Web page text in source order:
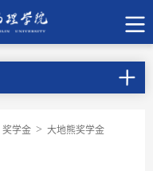
奖学金 > 大地熊奖学金